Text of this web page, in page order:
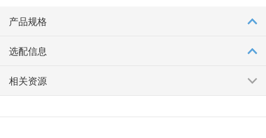
产品规格
选配信息
相关资源